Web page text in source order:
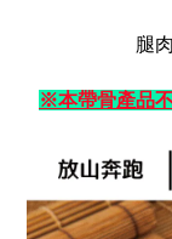
腿
※本帶骨產品